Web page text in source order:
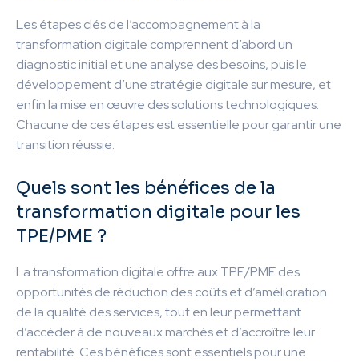
Les étapes clés de l’accompagnement à la
transformation digitale comprennent d’abord un
diagnostic initial et une analyse des besoins, puis le
développement d’une stratégie digitale sur mesure, et
enfin la mise en œuvre des solutions technologiques.
Chacune de ces étapes est essentielle pour garantir une
transition réussie.
Quels sont les bénéfices de la
transformation digitale pour les
TPE/PME ?
La transformation digitale offre aux TPE/PME des
opportunités de réduction des coûts et d’amélioration
de la qualité des services, tout en leur permettant
d’accéder à de nouveaux marchés et d’accroître leur
rentabilité. Ces bénéfices sont essentiels pour une